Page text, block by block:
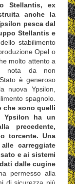
Stellantis, ex
anche la
pesca dal
Stellantis e
stabilimento
Opel o
molto attento a
nota da non
è generoso
nuova Ypsilon,
spagnolo.
che sono quelli
Ypsilon ha un
precedente,
torcente. Una
carreggiate
e ai sistemi
dalle cugine
permesso alla